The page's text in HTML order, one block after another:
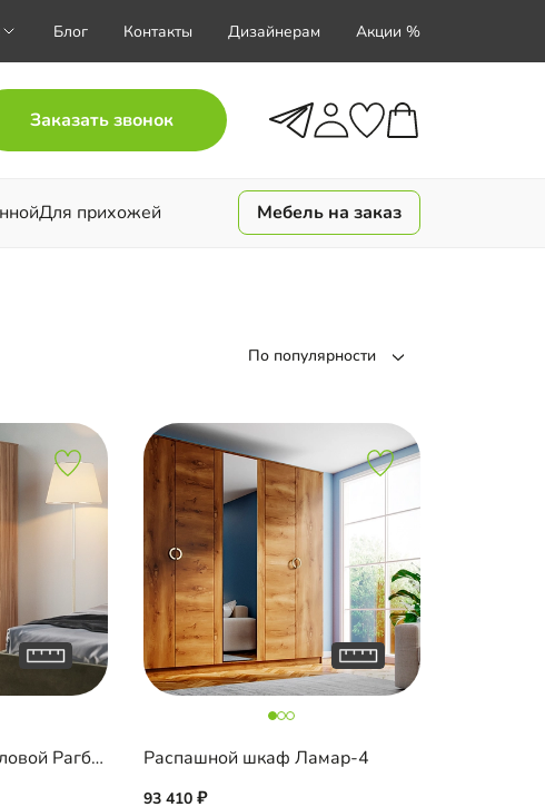
Блог Контакты Дизайнерам Акции %
Заказать звонок
Для прихожей Мебель на заказ
По популярности
Распашной шкаф угловой Рагби-5 Распашной шкаф Ламар-4
93 410